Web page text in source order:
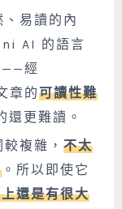
易讀的內
AI 的語言
——經
章的可讀性難
還更難讀。
複雜， 不太
。所以即使它
還是有很大